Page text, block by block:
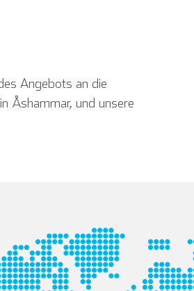
Angebots an die
Åshammar, und unsere